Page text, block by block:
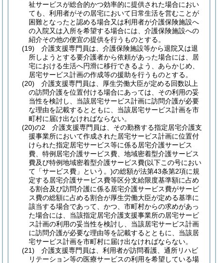
祉サービスが総合的かつ効率的に提供された場合におい
ても、利用者がその居宅において日常生活を営むことが
困難となったと認める場合又は利用者が介護保険施設へ
の入院又は入所を希望する場合には、介護保険施設への
紹介その他の便宜の提供を行うものとする。
(19)
介護支援専門員は、介護保険施設等から退院又は退
所しようとする要介護者から依頼があった場合には、居
宅における生活へ円滑に移行できるよう、あらかじめ、
居宅サービス計画の作成等の援助を行うものとする。
(20)
介護支援専門員は、厚生労働大臣が定める回数以上
の訪問介護を位置付ける場合にあっては、その利用の妥
当性を検討し、当該居宅サービス計画に訪問介護が必要
な理由を記載するとともに、当該居宅サービス計画を市
町村に届け出なければならない。
(20)の2
介護支援専門員は、その勤務する指定居宅介護支
援事業所において作成された居宅サービス計画に位置付
けられた指定居宅サービス等に係る居宅介護サービス
費、特例居宅介護サービス費、地域密着型介護サービス
費及び特例地域密着型介護サービス費(以下この号におい
て「サービス費」という。)の総額が法第43条第2項に規
定する居宅介護サービス費等区分支給限度基準額に占め
る割合及び訪問介護に係る居宅介護サービス費がサービ
ス費の総額に占める割合が厚生労働大臣が定める基準に
該当する場合であって、かつ、市町村からの求めがあっ
た場合には、当該指定居宅介護支援事業所の居宅サービ
ス計画の利用の妥当性を検討し、当該居宅サービス計画
に訪問介護が必要な理由等を記載するとともに、当該居
宅サービス計画を市町村に届け出なければならない。
(21)
介護支援専門員は、利用者が訪問看護、通所リハビ
リテーション等の医療サービスの利用を希望している場